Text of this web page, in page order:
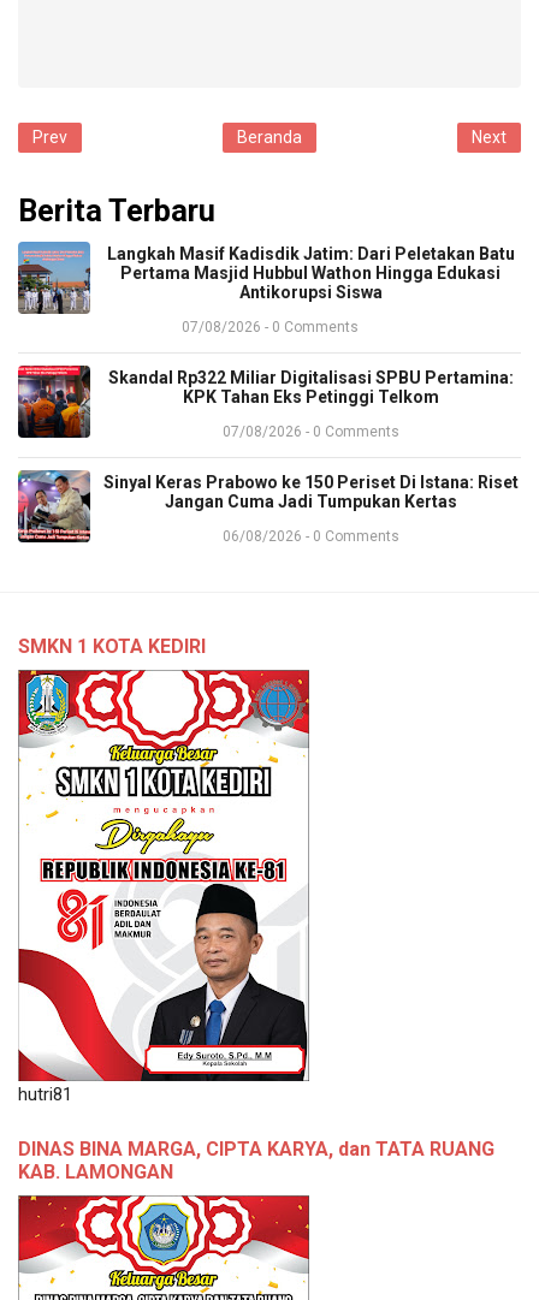
Prev Next
Beranda
Berita Terbaru
​Langkah Masif Kadisdik Jatim: Dari Peletakan Batu
Pertama Masjid Hubbul Wathon Hingga Edukasi
Antikorupsi Siswa
07/08/2026 - 0 Comments
​Skandal Rp322 Miliar Digitalisasi SPBU Pertamina:
KPK Tahan Eks Petinggi Telkom
07/08/2026 - 0 Comments
Sinyal Keras Prabowo ke 150 Periset Di Istana: Riset
Jangan Cuma Jadi Tumpukan Kertas
06/08/2026 - 0 Comments
SMKN 1 KOTA KEDIRI
hutri81
DINAS BINA MARGA, CIPTA KARYA, dan TATA RUANG
KAB. LAMONGAN